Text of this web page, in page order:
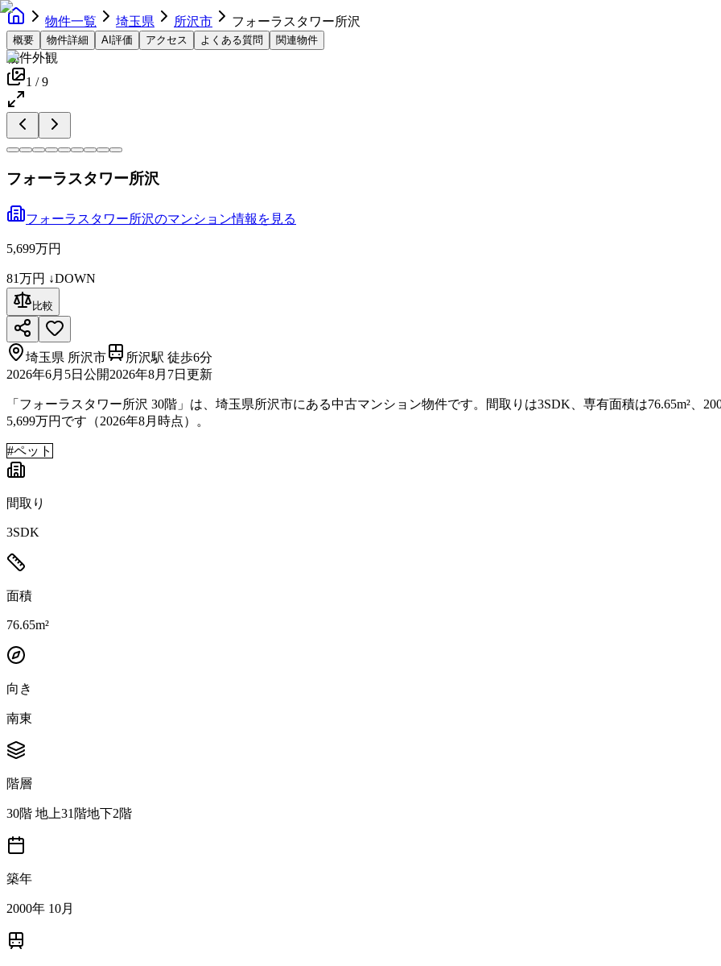
物件一覧 埼玉県 所沢市 フォーラスタワー所沢
概要 物件詳細 AI評価 アクセス よくある質問 関連物件
物件外観
1 /9
フォーラスタワー所沢
フォーラスタワー所沢のマンション情報を見る
5,699万円
81万円 ↓DOWN
比較
埼玉県 所沢市
所沢駅 徒歩6分
2026年6月5日 公開2026年8月7日 更新
「フォーラスタワー所沢 30階」は、埼玉県所沢市にある中古マンション物件です。間取りは3SDK、専有面積は76.65m²、
5,699万円です（2026年8月時点）。
#ペット
間取り
3SDK
面積
76.65m²
向き
南東
階層
30階 地上31階地下2階
築年
2000年 10月